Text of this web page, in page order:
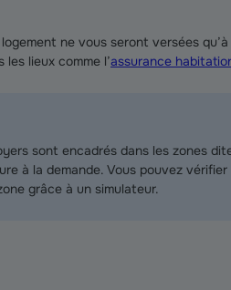
ne vous seront versées
lieux comme l’assurance
sont encadrés dans les zones
à la demande. Vous pouvez
grâce à un simulateur.